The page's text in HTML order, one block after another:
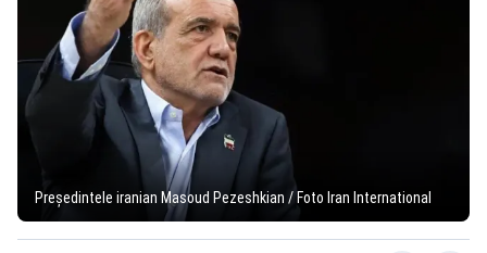
Președintele iranian Masoud Pezeshkian / Foto Iran International